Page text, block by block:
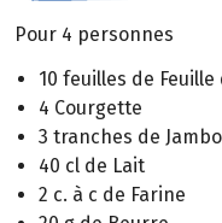
Pour 4 personnes
10 feuilles de Feuille
4 Courgette
3 tranches de
40 cl de Lait
2 c. à c de Farine